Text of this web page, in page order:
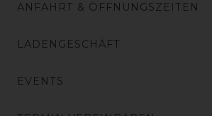
ANFAHRT & ÖFFNUNGSZEITEN
LADENGESCHÄFT
EVENTS